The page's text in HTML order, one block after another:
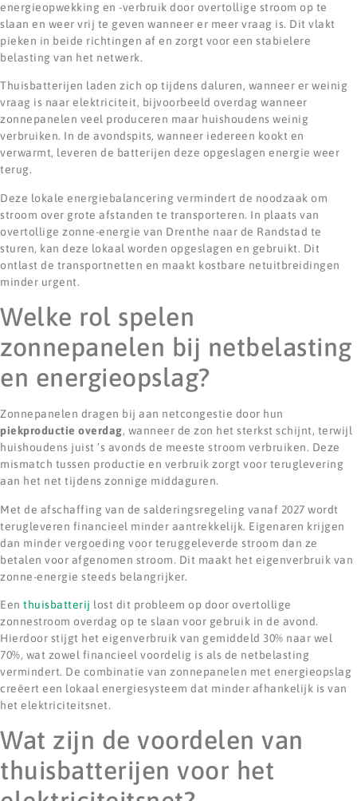
energieopwekking en -verbruik door overtollige stroom op te
slaan en weer vrij te geven wanneer er meer vraag is. Dit vlakt
pieken in beide richtingen af en zorgt voor een stabielere
belasting van het netwerk.
Thuisbatterijen laden zich op tijdens daluren, wanneer er weinig
vraag is naar elektriciteit, bijvoorbeeld overdag wanneer
zonnepanelen veel produceren maar huishoudens weinig
verbruiken. In de avondspits, wanneer iedereen kookt en
verwarmt, leveren de batterijen deze opgeslagen energie weer
terug.
Deze lokale energiebalancering vermindert de noodzaak om
stroom over grote afstanden te transporteren. In plaats van
overtollige zonne-energie van Drenthe naar de Randstad te
sturen, kan deze lokaal worden opgeslagen en gebruikt. Dit
ontlast de transportnetten en maakt kostbare netuitbreidingen
minder urgent.
Welke rol spelen
zonnepanelen bij netbelasting
en energieopslag?
Zonnepanelen dragen bij aan netcongestie door hun
piekproductie overdag, wanneer de zon het sterkst schijnt, terwijl
huishoudens juist ’s avonds de meeste stroom verbruiken. Deze
mismatch tussen productie en verbruik zorgt voor teruglevering
aan het net tijdens zonnige middaguren.
Met de afschaffing van de salderingsregeling vanaf 2027 wordt
terugleveren financieel minder aantrekkelijk. Eigenaren krijgen
dan minder vergoeding voor teruggeleverde stroom dan ze
betalen voor afgenomen stroom. Dit maakt het eigenverbruik van
zonne-energie steeds belangrijker.
Een thuisbatterij lost dit probleem op door overtollige
zonnestroom overdag op te slaan voor gebruik in de avond.
Hierdoor stijgt het eigenverbruik van gemiddeld 30% naar wel
70%, wat zowel financieel voordelig is als de netbelasting
vermindert. De combinatie van zonnepanelen met energieopslag
creëert een lokaal energiesysteem dat minder afhankelijk is van
het elektriciteitsnet.
Wat zijn de voordelen van
thuisbatterijen voor het